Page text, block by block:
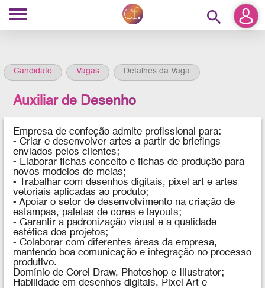
search
Candidato Vagas Detalhes da Vaga
Auxiliar de Desenho
Empresa de confeção admite profissional para:
- Criar e desenvolver artes a partir de briefings
enviados pelos clientes;
- Elaborar fichas conceito e fichas de produção para
novos modelos de meias;
- Trabalhar com desenhos digitais, pixel art e artes
vetoriais aplicadas ao produto;
- Apoiar o setor de desenvolvimento na criação de
estampas, paletas de cores e layouts;
- Garantir a padronização visual e a qualidade
estética dos projetos;
- Colaborar com diferentes áreas da empresa,
mantendo boa comunicação e integração no processo
produtivo.
Domínio de Corel Draw, Photoshop e Illustrator;
Habilidade em desenhos digitais, Pixel Art e